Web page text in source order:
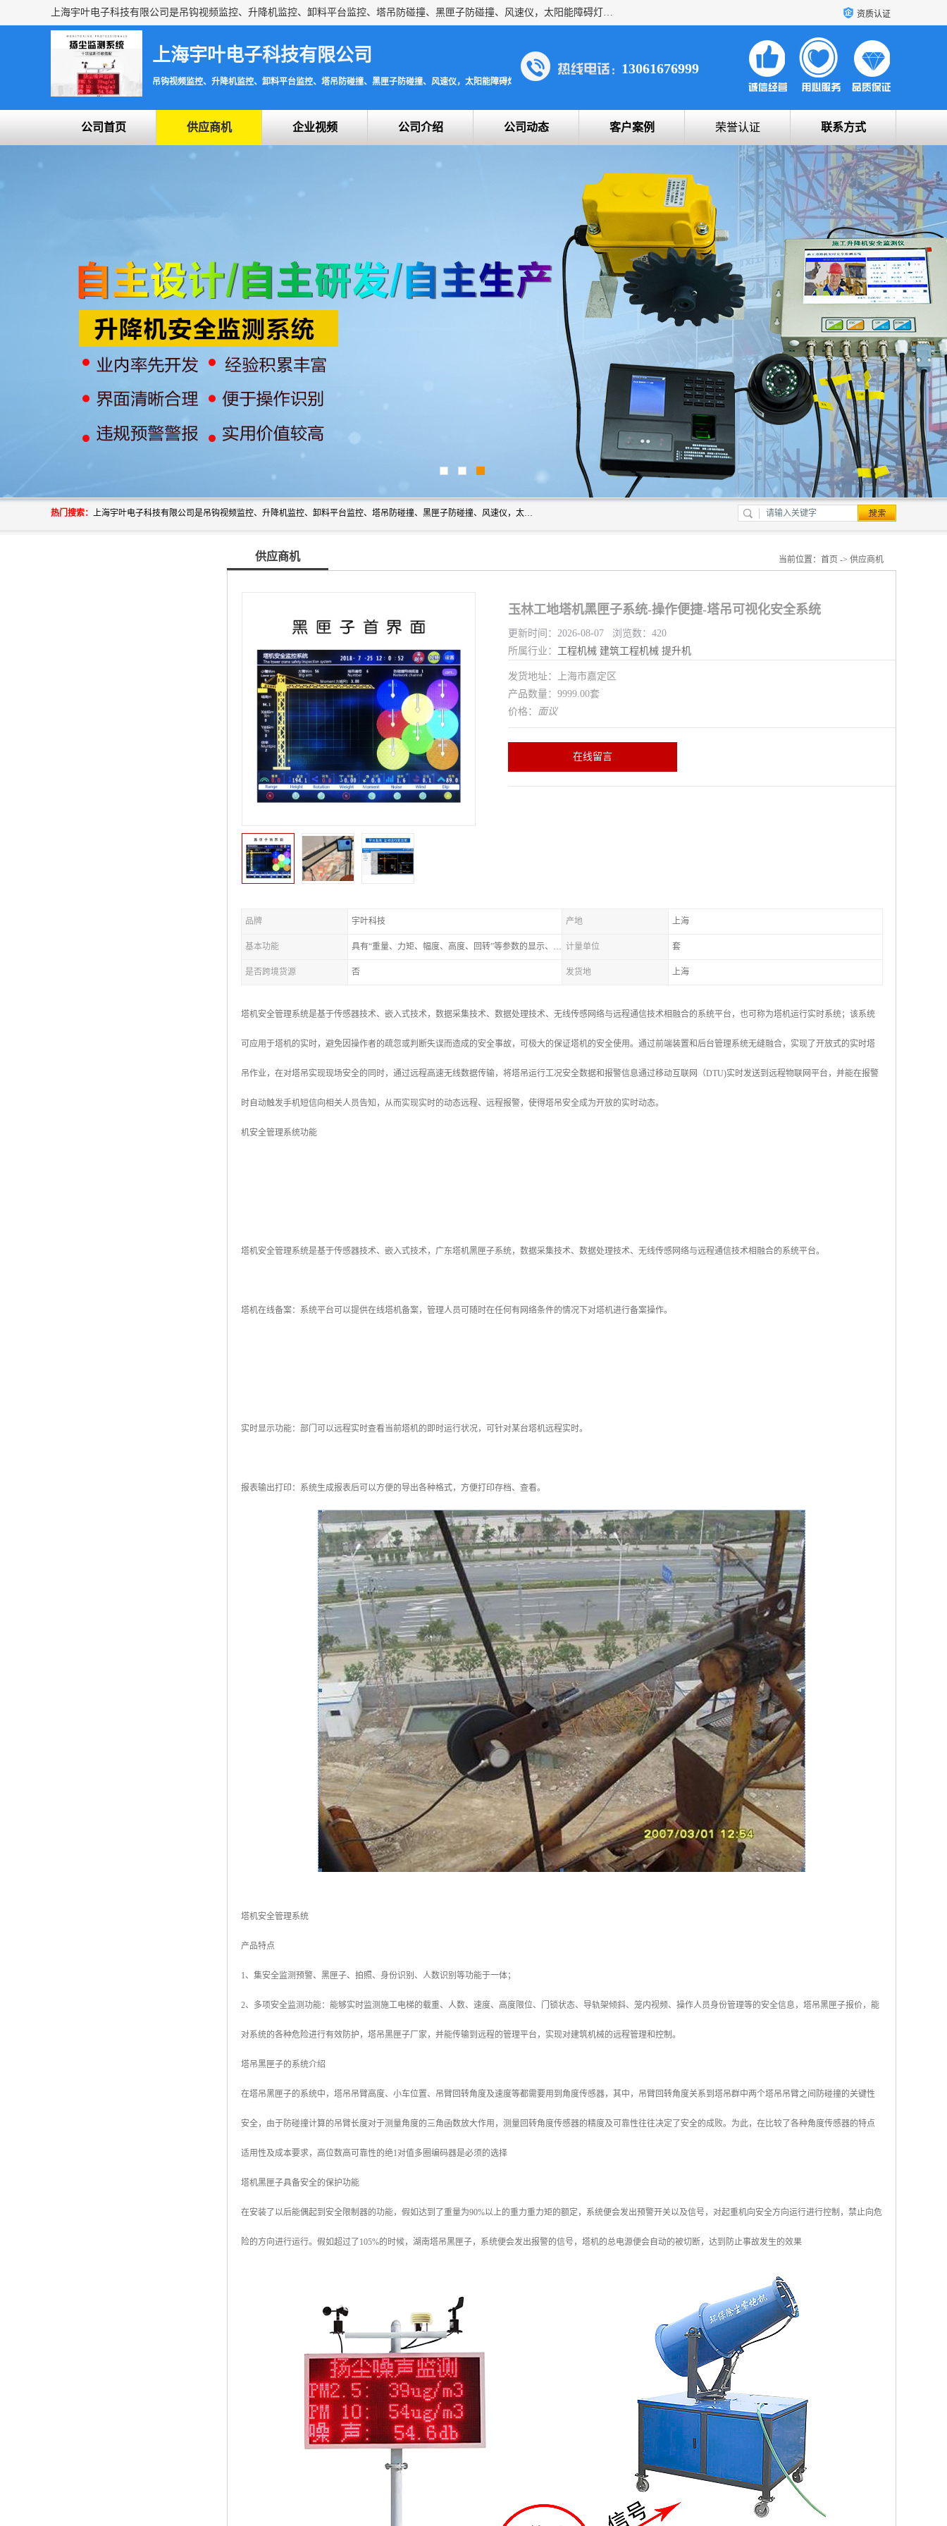
上海宇叶电子科技有限公司是吊钩视频监控、升降机监控、卸料平台监控、塔吊防碰撞、黑匣子防碰撞、风速仪，太阳能障碍灯安全提示灯等一系列升降机的常用配件产品专业研发生产加工的公司，拥有完整、科学的质量管理体系。 资质认证
上海宇叶电子科技有限公司
吊钩视频监控、升降机监控、卸料平台监控、塔吊防碰撞、黑匣子防碰撞、风速仪，太阳能障碍灯安全提示灯
13061676999
公司首页 供应商机 企业视频 公司介绍 公司动态 客户案例 荣誉认证 联系方式
热门搜索： 上海宇叶电子科技有限公司是吊钩视频监控、升降机监控、卸料平台监控、塔吊防碰撞、黑匣子防碰撞、风速仪，太阳能障碍灯安全提示灯等一系列升降机的常用配件产品专业研发生产加工的公司，拥有完整、科学的质量管理体系。
供应商机 当前位置： 首页 -> 供应商机
玉林工地塔机黑匣子系统-操作便捷-塔吊可视化安全系统
更新时间：2026-08-07 浏览数：420
所属行业： 工程机械 建筑工程机械 提升机
发货地址：上海市嘉定区
产品数量：9999.00套
价格： 面议
在线留言
品牌 宇叶科技 产地 上海
基本功能 具有“重量、力矩、幅度、高度、回转”等参数的显示、记录、报警功 计量单位 套
是否跨境货源 否 发货地 上海
塔机安全管理系统是基于传感器技术、嵌入式技术，数据采集技术、数据处理技术、无线传感网络与远程通信技术相融合的系统平台，也可称为塔机运行实时系统；该系统
可应用于塔机的实时，避免因操作者的疏忽或判断失误而造成的安全事故，可极大的保证塔机的安全使用。通过前端装置和后台管理系统无缝融合，实现了开放式的实时塔
吊作业，在对塔吊实现现场安全的同时，通过远程高速无线数据传输，将塔吊运行工况安全数据和报警信息通过移动互联网（DTU)实时发送到远程物联网平台，并能在报警
时自动触发手机短信向相关人员告知，从而实现实时的动态远程、远程报警，使得塔吊安全成为开放的实时动态。
机安全管理系统功能
塔机安全管理系统是基于传感器技术、嵌入式技术，广东塔机黑匣子系统，数据采集技术、数据处理技术、无线传感网络与远程通信技术相融合的系统平台。
塔机在线备案：系统平台可以提供在线塔机备案，管理人员可随时在任何有网络条件的情况下对塔机进行备案操作。
实时显示功能：部门可以远程实时查看当前塔机的即时运行状况，可针对某台塔机远程实时。
报表输出打印：系统生成报表后可以方便的导出各种格式，方便打印存档、查看。
塔机安全管理系统
产品特点
1、集安全监测预警、黑匣子、拍照、身份识别、人数识别等功能于一体；
2、多项安全监测功能：能够实时监测施工电梯的载重、人数、速度、高度限位、门锁状态、导轨架倾斜、笼内视频、操作人员身份管理等的安全信息，塔吊黑匣子报价，能
对系统的各种危险进行有效防护，塔吊黑匣子厂家，并能传输到远程的管理平台，实现对建筑机械的远程管理和控制。
塔吊黑匣子的系统介绍
在塔吊黑匣子的系统中，塔吊吊臂高度、小车位置、吊臂回转角度及速度等都需要用到角度传感器，其中，吊臂回转角度关系到塔吊群中两个塔吊吊臂之间防碰撞的关键性
安全，由于防碰撞计算的吊臂长度对于测量角度的三角函数放大作用，测量回转角度传感器的精度及可靠性往往决定了安全的成败。为此，在比较了各种角度传感器的特点
适用性及成本要求，高位数高可靠性的绝1对值多圈编码器是必须的选择
塔机黑匣子具备安全的保护功能
在安装了以后能偶起到安全限制器的功能，假如达到了重量为90%以上的重力重力矩的额定，系统便会发出预警开关以及信号，对起重机向安全方向运行进行控制，禁止向危
险的方向进行运行。假如超过了105%的时候，湖南塔吊黑匣子，系统便会发出报警的信号，塔机的总电源便会自动的被切断，达到防止事故发生的效果